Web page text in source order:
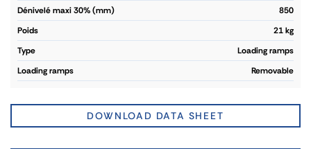
dénivelé maxi 30% (mm)
850
poids
21 kg
type
Loading ramps
loading ramps
Removable
DOWNLOAD DATA SHEET